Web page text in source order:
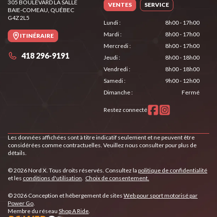
305 BOULEVARD LA SALLE
BAIE-COMEAU, QUÉBEC
G4Z 2L5
ITINÉRAIRE
418 296-9191
VENTES SERVICE
Lundi:
8h00 - 17h00
Mardi:
8h00 - 17h00
Mercredi:
8h00 - 17h00
Jeudi:
8h00 - 18h00
Vendredi:
8h00 - 18h00
Samedi:
9h00 - 12h00
Dimanche: Fermé
Restez connecté
Les données affichées sont à titre indicatif seulement et ne peuvent être
considérées comme contractuelles. Veuillez nous consulter pour plus de
détails.
© 2026 Nord X. Tous droits réservés. Consultez la politique de confidentialité
et les conditions d'utilisation. Choix de consentement.
© 2026 Conception et hébergement de sites Web pour sport motorisé par
Power Go.
Membre du réseau Shop A Ride.